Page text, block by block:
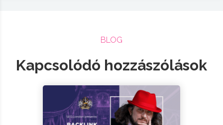
BLOG
Kapcsolódó hozzászólások